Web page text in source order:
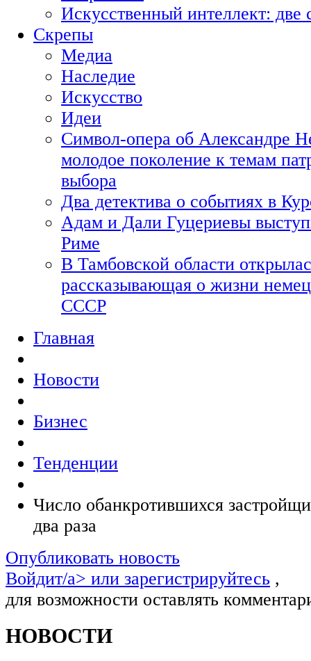
Искусственный интеллект:
Скрепы
Медиа
Наследие
Искусство
Идеи
Символ-опера об Александре
молодое поколение к темам
выбора
Два детектива о событиях в
Адам и Дали Гуцериевы
Риме
В Тамбовской области
рассказывающая о жизни
СССР
Главная
Новости
Бизнес
Тенденции
Число обанкротившихся
два раза
Опубликовать новость
Войдит/a> или зарегистрируйтесь ,
для возможности оставлять
НОВОСТИ